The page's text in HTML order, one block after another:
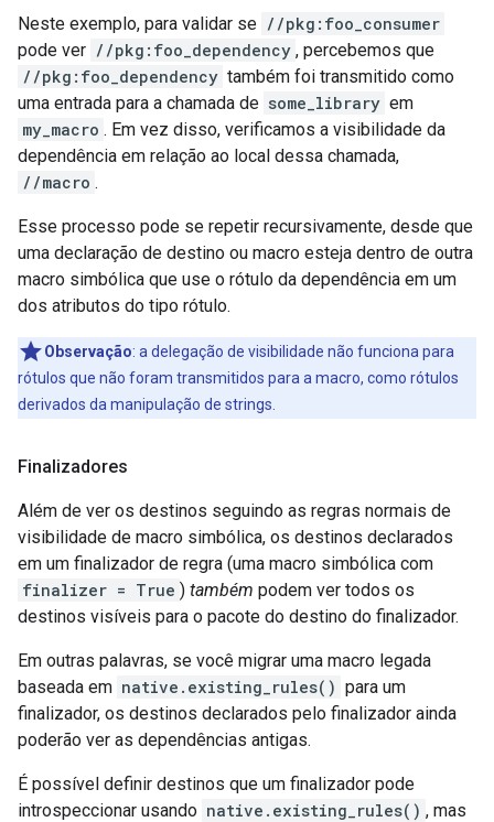
Neste exemplo, para validar se //pkg:foo_consumer
pode ver //pkg:foo_dependency , percebemos que
//pkg:foo_dependency também foi transmitido como
uma entrada para a chamada de some_library em
my_macro . Em vez disso, verificamos a visibilidade da
dependência em relação ao local dessa chamada,
//macro .
Esse processo pode se repetir recursivamente, desde que
uma declaração de destino ou macro esteja dentro de outra
macro simbólica que use o rótulo da dependência em um
dos atributos do tipo rótulo.
Observação: a delegação de visibilidade não funciona para
rótulos que não foram transmitidos para a macro, como rótulos
derivados da manipulação de strings.
Finalizadores
Além de ver os destinos seguindo as regras normais de
visibilidade de macro simbólica, os destinos declarados
em um finalizador de regra (uma macro simbólica com
finalizer = True ) também podem ver todos os
destinos visíveis para o pacote do destino do finalizador.
Em outras palavras, se você migrar uma macro legada
baseada em native.existing_rules() para um
finalizador, os destinos declarados pelo finalizador ainda
poderão ver as dependências antigas.
É possível definir destinos que um finalizador pode
introspeccionar usando native.existing_rules() , mas